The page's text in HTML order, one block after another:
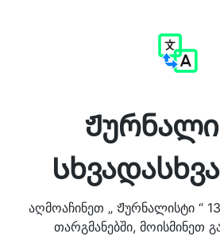
აღმოაჩინეთ „ Ჟურნალისტი “
თარგმანებში, მოისმინეთ